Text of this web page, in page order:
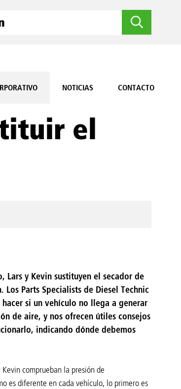
NOTICIAS CONTACTO
el
Lars y Kevin sustituyen el secador de
Los Parts Specialists de Diesel Technic
hacer si un vehículo no llega a generar
de aire, y nos ofrecen útiles consejos
indicando dónde debemos
Kevin comprueban la presión de
es diferente en cada vehículo, lo primero es